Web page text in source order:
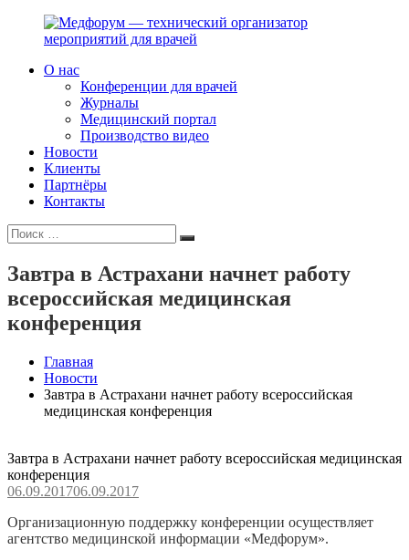
Перейти
Медфорум
технический
организатор
мероприятий
врачей
консультируем
участников
российского
фармрынка
помогаем
выстраивать
с
медицинским
и
фармацевтическим
сообществами.
О нас
Конференции для врачей
Журналы
Медицинский портал
Производство видео
Новости
Клиенты
Партнёры
Контакты
Искать:
Поиск
Завтра в Астрахани начнет работу
всероссийская медицинская
конференция
Главная
Новости
Завтра в Астрахани начнет работу всероссийская
медицинская конференция
Завтра в Астрахани начнет работу всероссийская медицинская
конференция
06.09.201706.09.2017
Организационную поддержку конференции осуществляет
агентство медицинской информации «Медфорум».